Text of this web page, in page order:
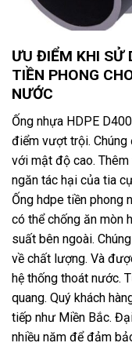
ƯU ĐIỂM KHI SỬ
TIỀN PHONG
NƯỚC
Ống nhựa HDPE
điểm vượt trội.
với mật độ cao.
ngăn tác hại của tia
Ống hdpe tiền phong
có thể chống ăn mòn
suất bên ngoài.
về chất lượng. Và
hệ thống thoát nước.
quang. Quý khách
tiếp như Miền Bắc.
nhiều năm để đảm